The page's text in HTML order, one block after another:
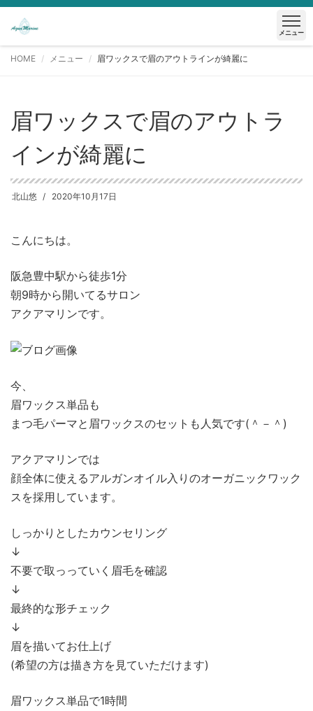
メニュー
HOME メニュー 眉ワックスで眉のアウトラインが綺麗に
眉ワックスで眉のアウトラ
インが綺麗に
北山悠 2020年10月17日
こんにちは。
阪急豊中駅から徒歩1分
朝9時から開いてるサロン
アクアマリンです。
今、
眉ワックス単品も
まつ毛パーマと眉ワックスのセットも人気です(＾－＾)
アクアマリンでは
顔全体に使えるアルガンオイル入りのオーガニックワック
スを採用しています。
しっかりとしたカウンセリング
↓
不要で取っっていく眉毛を確認
↓
最終的な形チェック
↓
眉を描いてお仕上げ
(希望の方は描き方を見ていただけます)
眉ワックス単品で1時間